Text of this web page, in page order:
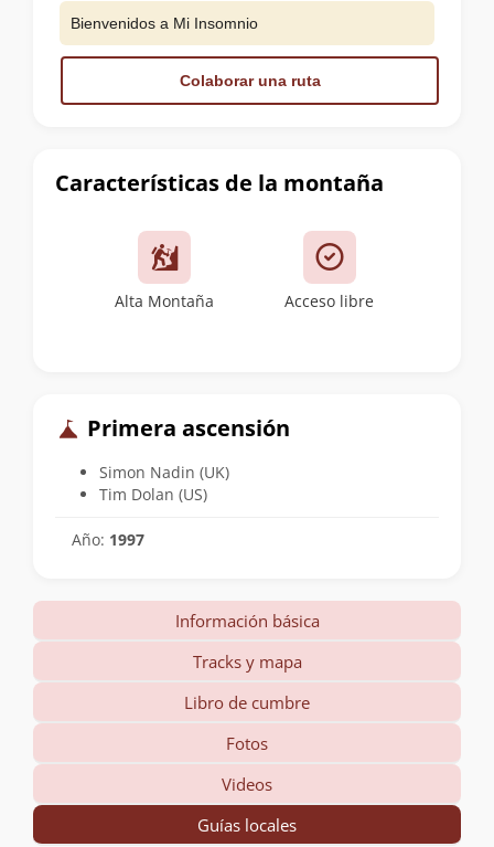
Características de la montaña
Alta Montaña Acceso libre
Primera ascensión
Simon Nadin (UK)
Tim Dolan (US)
Año: 1997
Bienvenidos a Mi Insomnio
Colaborar una ruta
Información básica
Tracks y mapa
Libro de cumbre
Fotos
Videos
Guías locales